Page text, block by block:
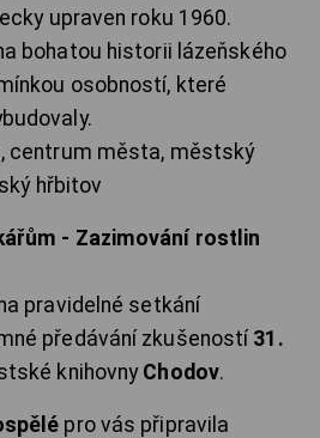
upraven roku 1960.
bohatou historii lázeňského
osobností, které
centrum města, městský
hřbitov
- Zazimování rostlin
pravidelné setkání
předávání zkušeností 31.
knihovny Chodov.
pro vás připravila